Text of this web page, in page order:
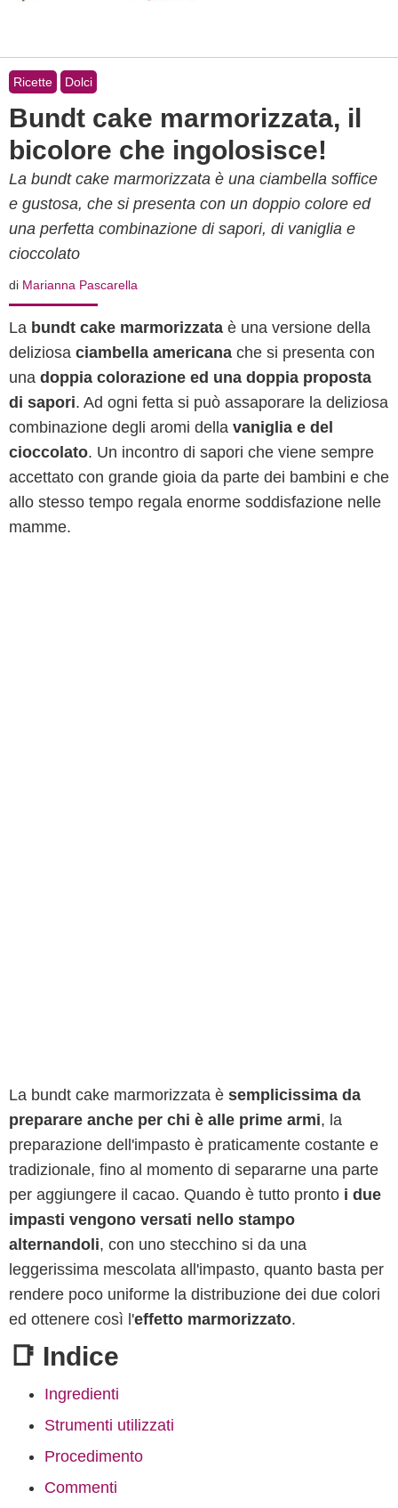
Ricette Dolci
Bundt cake marmorizzata, il
bicolore che ingolosisce!
La bundt cake marmorizzata è una ciambella soffice
e gustosa, che si presenta con un doppio colore ed
una perfetta combinazione di sapori, di vaniglia e
cioccolato
di Marianna Pascarella
La bundt cake marmorizzata è una versione della
deliziosa ciambella americana che si presenta con
una doppia colorazione ed una doppia proposta
di sapori. Ad ogni fetta si può assaporare la deliziosa
combinazione degli aromi della vaniglia e del
cioccolato. Un incontro di sapori che viene sempre
accettato con grande gioia da parte dei bambini e che
allo stesso tempo regala enorme soddisfazione nelle
mamme.
La bundt cake marmorizzata è semplicissima da
preparare anche per chi è alle prime armi, la
preparazione dell'impasto è praticamente costante e
tradizionale, fino al momento di separarne una parte
per aggiungere il cacao. Quando è tutto pronto i due
impasti vengono versati nello stampo
alternandoli, con uno stecchino si da una
leggerissima mescolata all'impasto, quanto basta per
rendere poco uniforme la distribuzione dei due colori
ed ottenere così l'effetto marmorizzato.
📑 Indice
Ingredienti
Strumenti utilizzati
Procedimento
Commenti